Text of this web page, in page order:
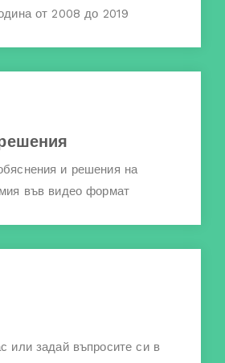
от 2008 до 2019
и решения на
във видео формат
или задай въпросите си в